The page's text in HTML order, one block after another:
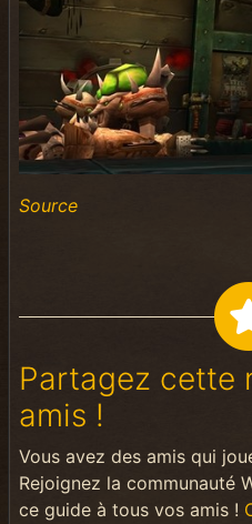
Source
Partagez cette
amis !
Vous avez des amis qui
Rejoignez la communauté
ce guide à tous vos amis !